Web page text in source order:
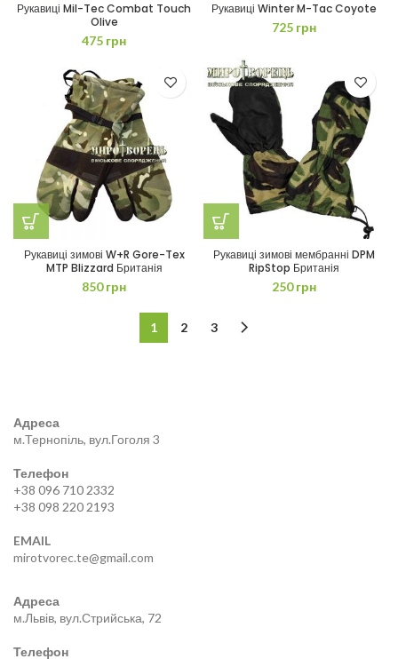
Рукавиці Mil-Tec Combat Touch
Olive
475 грн
Рукавиці Winter M-Tac Coyote
725 грн
Рукавиці зимові W+R Gore-Tex
MTP Blizzard Британія
850грн
Рукавиці зимові мембранні DPM
RipStop Британія
250грн
1 2 3
Адреса
м.Тернопіль, вул.Гоголя 3
Телефон
+38 096 710 2332
+38 098 220 2193
EMAIL
mirotvorec.te@gmail.com
Адреса
м.Львів, вул.Стрийська, 72
Телефон